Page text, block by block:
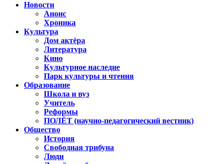
Новости
Анонс
Хроника
Культура
Дом актёра
Литература
Кино
Культурное наследие
Парк культуры и чтения
Образование
Школа и вуз
Учитель
Реформы
ПОЛЁТ (научно-педагогический вестник)
Общество
История
Свободная трибуна
Люди